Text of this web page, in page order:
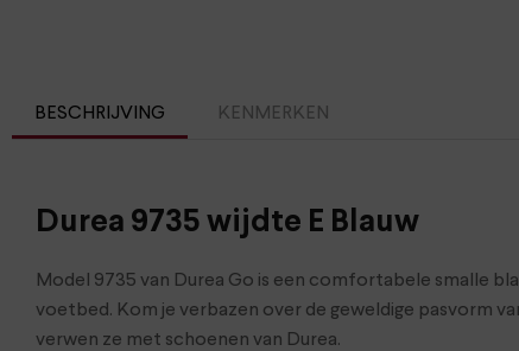
BESCHRIJVING KENMERKEN
Durea 9735 wijdte E Blauw
Model 9735 van Durea Go is een comfortabele smalle
voetbed. Kom je verbazen over de geweldige pasvorm
verwen ze met schoenen van Durea.